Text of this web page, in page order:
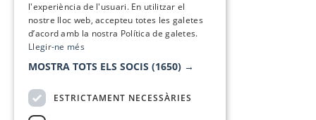
l'experiència de l'usuari. En utilitzar el
nostre lloc web, accepteu totes les galetes
d’acord amb la nostra Política de galetes.
Llegir-ne més
MOSTRA TOTS ELS SOCIS (1650) →
ESTRICTAMENT NECESSÀRIES